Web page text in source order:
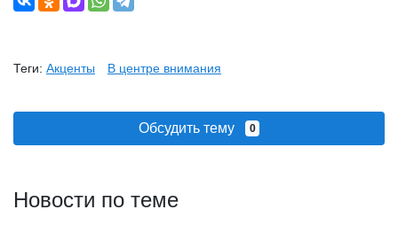
Теги: Акценты В центре внимания
Обсудить тему 0
Новости по теме